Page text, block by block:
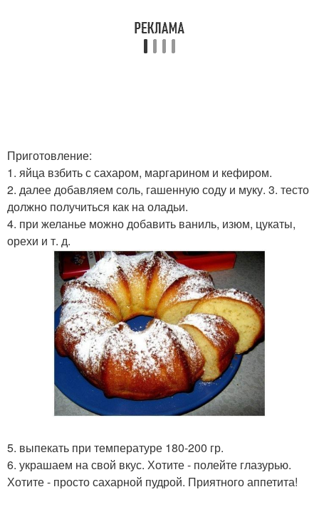
Приготовление:
1. яйца взбить с сахаром, маргарином и кефиром.
2. далее добавляем соль, гашенную соду и муку. 3. тесто
должно получиться как на оладьи.
4. при желанье можно добавить ваниль, изюм, цукаты,
орехи и т. д.
5. выпекать при температуре 180-200 гр.
6. украшаем на свой вкус. Хотите - полейте глазурью.
Хотите - просто сахарной пудрой. Приятного аппетита!